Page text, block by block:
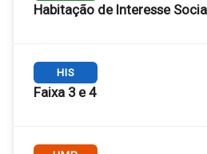
Habitação de Interesse
Engloba as
3 salários mínimos.
Até R$ 5.000,00
HIS
Faixa 3 e 4